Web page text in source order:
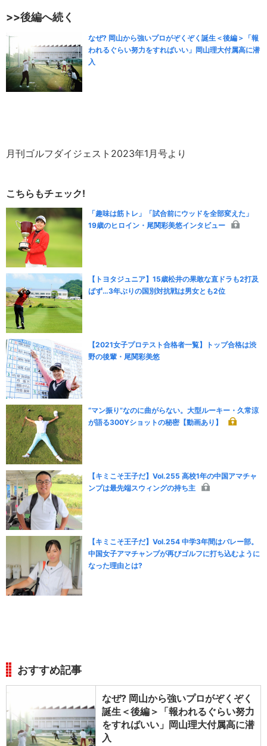
>>後編へ続く
なぜ? 岡山から強いプロがぞくぞく誕生＜後編＞「報
われるぐらい努力をすればいい」岡山理大付属高に潜
入
月刊ゴルフダイジェスト2023年1月号より
こちらもチェック!
「趣味は筋トレ」「試合前にウッドを全部変えた」
19歳のヒロイン・尾関彩美悠インタビュー
【トヨタジュニア】15歳松井の果敢な直ドラも2打及
ばず…3年ぶりの国別対抗戦は男女とも2位
【2021女子プロテスト合格者一覧】トップ合格は渋
野の後輩・尾関彩美悠
“マン振り”なのに曲がらない。大型ルーキー・久常涼
が語る300Yショットの秘密【動画あり】
【キミこそ王子だ】Vol.255 高校1年の中国アマチャ
ンプは最先端スウィングの持ち主
【キミこそ王子だ】Vol.254 中学3年間はバレー部。
中国女子アマチャンプが再びゴルフに打ち込むように
なった理由とは?
おすすめ記事
なぜ? 岡山から強いプロがぞくぞく
誕生＜後編＞「報われるぐらい努力
をすればいい」岡山理大付属高に潜
入